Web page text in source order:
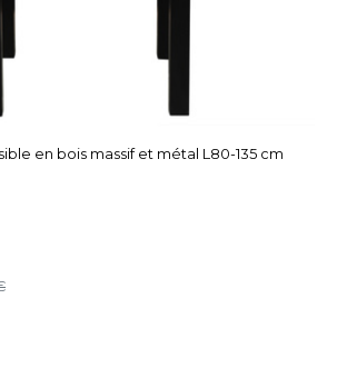
en bois massif et métal L80-135 cm